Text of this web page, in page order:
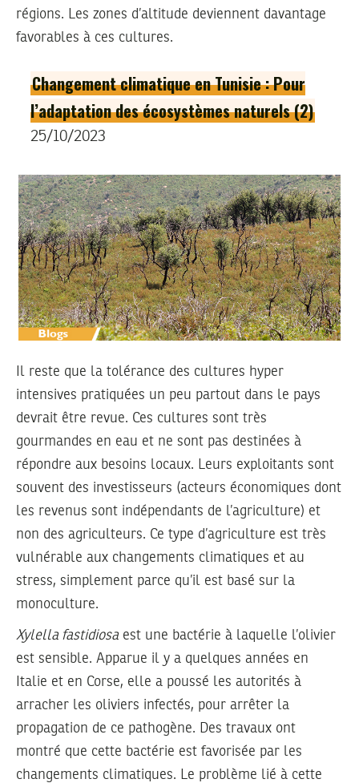
régions. Les zones d’altitude deviennent davantage
favorables à ces cultures.
Changement climatique en Tunisie : Pour
l’adaptation des écosystèmes naturels (2)
25/10/2023
Il reste que la tolérance des cultures hyper
intensives pratiquées un peu partout dans le pays
devrait être revue. Ces cultures sont très
gourmandes en eau et ne sont pas destinées à
répondre aux besoins locaux. Leurs exploitants sont
souvent des investisseurs (acteurs économiques dont
les revenus sont indépendants de l’agriculture) et
non des agriculteurs. Ce type d’agriculture est très
vulnérable aux changements climatiques et au
stress, simplement parce qu’il est basé sur la
monoculture.
Xylella fastidiosa est une bactérie à laquelle l’olivier
est sensible. Apparue il y a quelques années en
Italie et en Corse, elle a poussé les autorités à
arracher les oliviers infectés, pour arrêter la
propagation de ce pathogène. Des travaux ont
montré que cette bactérie est favorisée par les
changements climatiques. Le problème lié à cette